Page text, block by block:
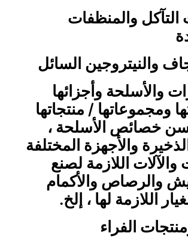
والمنظفات
والنيتروجين السائل
والأسلحة وأجزائها
ومجموعاتها / منتجاتها
خصائص الأسلحة ،
والأجهزة المختلفة
والآلات اللازمة لصنع
والرصاص والأكمام
اللازمة لها ، إلخ.
الفراء